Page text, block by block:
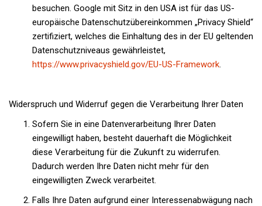
besuchen. Google mit Sitz in den USA ist für das US-
europäische Datenschutzübereinkommen „Privacy Shield“
zertifiziert, welches die Einhaltung des in der EU geltenden
Datenschutzniveaus gewährleistet,
https://www.privacyshield.gov/EU-US-Framework.
Widerspruch und Widerruf gegen die Verarbeitung Ihrer Daten
Sofern Sie in eine Datenverarbeitung Ihrer Daten
eingewilligt haben, besteht dauerhaft die Möglichkeit
diese Verarbeitung für die Zukunft zu widerrufen.
Dadurch werden Ihre Daten nicht mehr für den
eingewilligten Zweck verarbeitet.
Falls Ihre Daten aufgrund einer Interessenabwägung nach